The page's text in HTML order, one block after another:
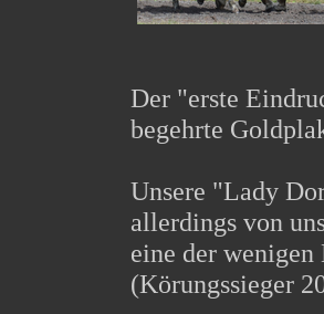
Der "erste
begehrte
Unsere "Lady
allerdings von
eine der
(Körungssieger